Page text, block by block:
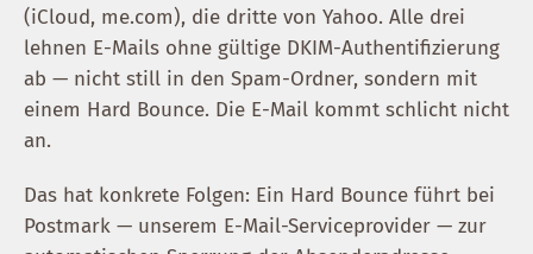
(iCloud, me.com), die dritte von Yahoo. Alle drei
lehnen E-Mails ohne gültige DKIM-Authentifizierung
ab — nicht still in den Spam-Ordner, sondern mit
einem Hard Bounce. Die E-Mail kommt schlicht nicht
an.
Das hat konkrete Folgen: Ein Hard Bounce führt bei
Postmark — unserem E-Mail-Serviceprovider — zur